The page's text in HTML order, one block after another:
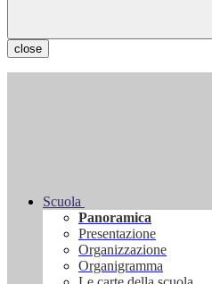
close
Scuola
Panoramica
Presentazione
Organizzazione
Organigramma